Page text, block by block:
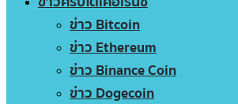
ข่าว Bitcoin
ข่าว Ethereum
ข่าว Binance Coin
ข่าว Dogecoin